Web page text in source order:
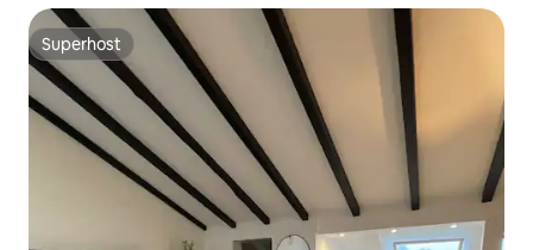
Superhost
Superhost